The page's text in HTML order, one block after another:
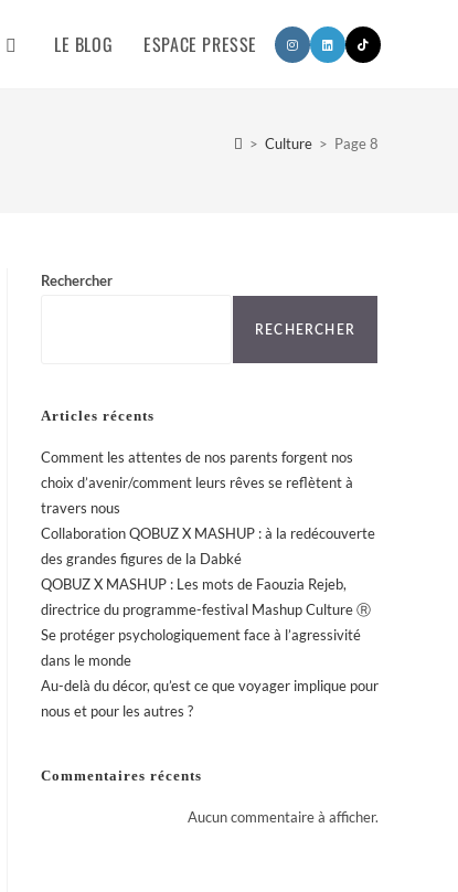
LE BLOG ESPACE PRESSE
> Culture > Page 8
Rechercher
RECHERCHER
Articles récents
Comment les attentes de nos parents forgent nos
choix d’avenir/comment leurs rêves se reflètent à
travers nous
Collaboration QOBUZ X MASHUP : à la redécouverte
des grandes figures de la Dabké
QOBUZ X MASHUP : Les mots de Faouzia Rejeb,
directrice du programme-festival Mashup Culture Ⓡ
Se protéger psychologiquement face à l’agressivité
dans le monde
Au-delà du décor, qu’est ce que voyager implique pour
nous et pour les autres ?
Commentaires récents
Aucun commentaire à afficher.